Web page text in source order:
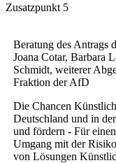
Zusatzpunkt 5
Beratung des Antrags
Joana Cotar, Barbara
Schmidt, weiterer
Fraktion der AfD
Die Chancen
Deutschland und in
und fördern - Für
Umgang mit der
von Lösungen